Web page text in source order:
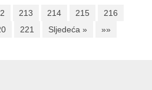
213 214 215
216
221 Sljedeća » »»